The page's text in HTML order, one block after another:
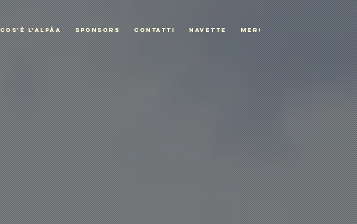
COS'È L'ALPÁA SPONSORS CONTATTI NAVETTE MERCH